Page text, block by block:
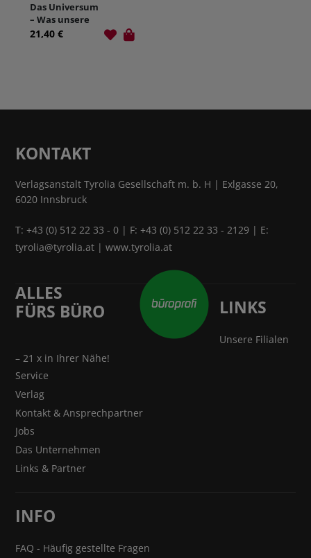
Das Universum
– Was unsere
Welt
21,40 €
KONTAKT
Verlagsanstalt Tyrolia Gesellschaft m. b. H | Exlgasse 20,
6020 Innsbruck
T:+43 (0) 512 22 33 - 0 | F: +43 (0) 512 22 33 - 2129 | E:
tyrolia@tyrolia.at |www.tyrolia.at
ALLES
FÜRS BÜRO
LINKS
Unsere Filialen
– 21 x in Ihrer Nähe!
Service
Verlag
Kontakt & Ansprechpartner
Jobs
Das Unternehmen
Links & Partner
INFO
FAQ - Häufig gestellte Fragen